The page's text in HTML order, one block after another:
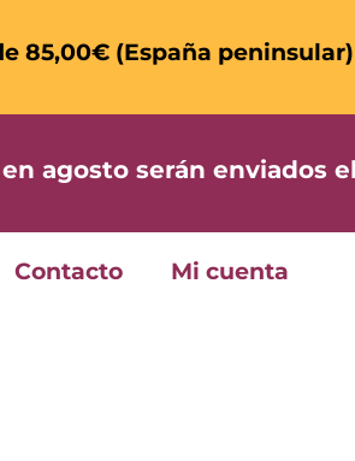
85,00€ (España peninsular)
en agosto serán enviados
Contacto Mi cuenta